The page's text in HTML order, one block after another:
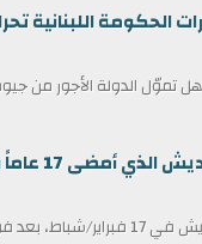
الحكومة اللبنانية
تموّل الدولة الأجور من
17 عاماً في المنفى؟
أدى طارق رحمن اليمين كرئيس وزراء